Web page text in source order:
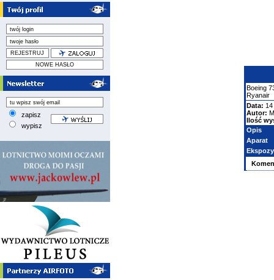
zapisz
wypisz
Boeing
Ryanair
Data:
Autor:
Ilość
Opis
Aparat